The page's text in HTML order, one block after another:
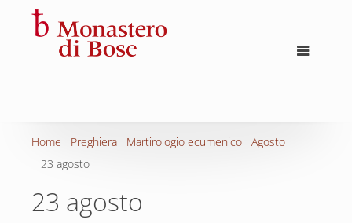
Home Preghiera Martirologio ecumenico
Agosto
23 agosto
23 agosto